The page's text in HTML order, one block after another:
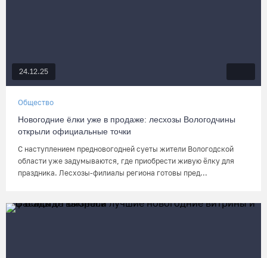
24.12.25
Общество
Новогодние ёлки уже в продаже: лесхозы Вологодчины
открыли официальные точки
С наступлением предновогодней суеты жители Вологодской
области уже задумываются, где приобрести живую ёлку для
праздника. Лесхозы-филиалы региона готовы пред...